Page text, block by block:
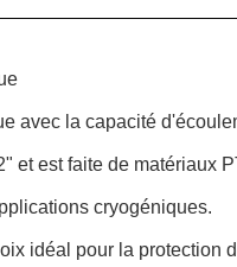
avec la capacité
et est faite de matériaux
cryogéniques.
idéal pour la protection